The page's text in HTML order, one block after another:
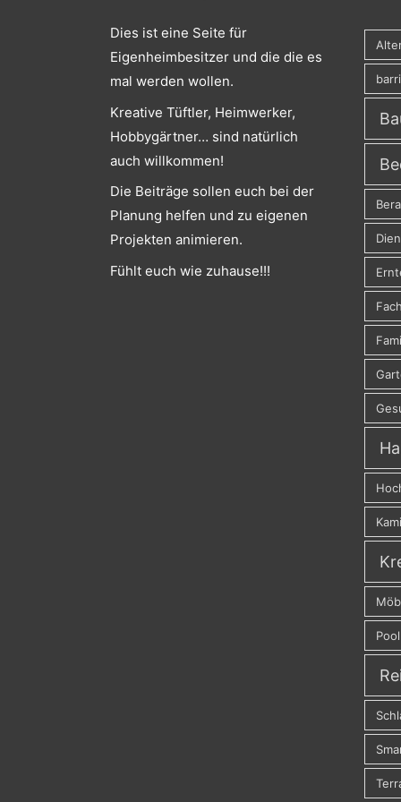
Dies ist eine Seite für
Eigenheimbesitzer und die die es
mal werden wollen.
Kreative Tüftler, Heimwerker,
Hobbygärtner… sind natürlich
auch willkommen!
Die Beiträge sollen euch bei der
Planung helfen und zu eigenen
Projekten animieren.
Fühlt euch wie zuhause!!!
Pool